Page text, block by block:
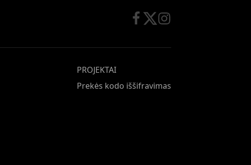
PROJEKTAI
Prekės kodo iššifravimas